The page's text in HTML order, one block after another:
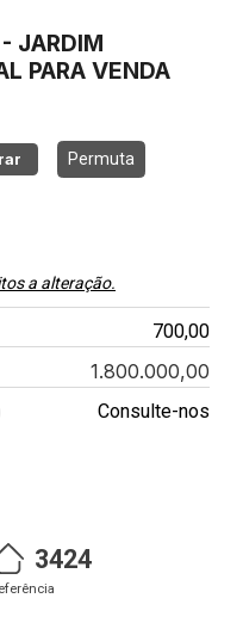
- JARDIM
PARA VENDA
Permuta
a alteração.
700,00
1.800.000,00
Consulte-nos
3424